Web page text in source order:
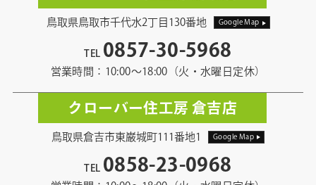
鳥取県鳥取市千代水2丁目130番地 Google Map
TEL 0857-30-5968
営業時間：10:00〜18:00（火・水曜日定休）
クローバー住工房 倉吉店
鳥取県倉吉市東巌城町111番地1 Google Map
TEL 0858-23-0968